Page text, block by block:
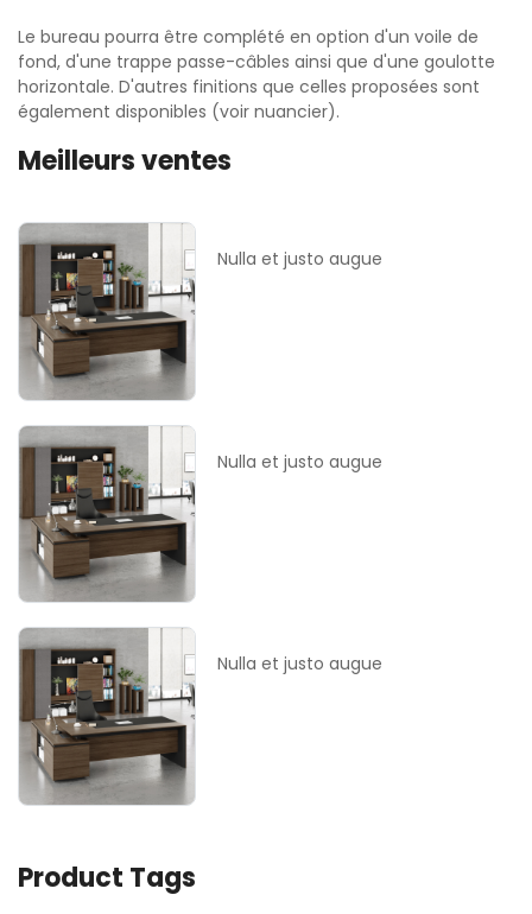
Le bureau pourra être complété en option d'un voile de
fond, d'une trappe passe-câbles ainsi que d'une goulotte
horizontale. D'autres finitions que celles proposées sont
également disponibles (voir nuancier).
Meilleurs ventes
Nulla et justo augue
Nulla et justo augue
Nulla et justo augue
Product Tags